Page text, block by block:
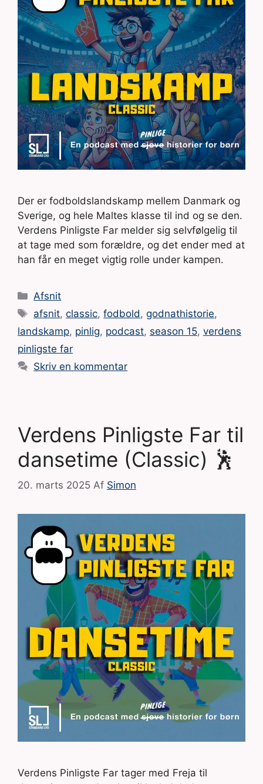
Der er fodboldslandskamp mellem Danmark og
Sverige, og hele Maltes klasse til ind og se den.
Verdens Pinligste Far melder sig selvfølgelig til
at tage med som forældre, og det ender med at
han får en meget vigtig rolle under kampen.
Kategorier
Afsnit
Tags
afsnit,classic,fodbold ,godnathistorie,
landskamp, pinlig, podcast, season 15, verdens
pinligste far
Skriv en kommentar
Verdens Pinligste Far til
dansetime (Classic) 🕺
20. marts 2025 Af Simon
Verdens Pinligste Far tager med Freja til